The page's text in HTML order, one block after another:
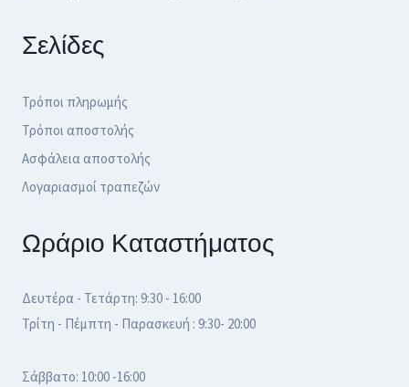
Σελίδες
Τρόποι πληρωμής
Τρόποι αποστολής
Ασφάλεια αποστολής
Λογαριασμοί τραπεζών
Ωράριο Καταστήματος
Δευτέρα - Τετάρτη: 9:30 - 16:00
Τρίτη - Πέμπτη - Παρασκευή : 9:30- 20:00
Σάββατο: 10:00 -16:00